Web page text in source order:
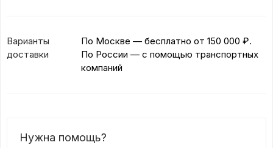
Варианты
доставки
По Москве — бесплатно от 150 000 ₽.
По России — с помощью транспортных
компаний
Нужна помощь?